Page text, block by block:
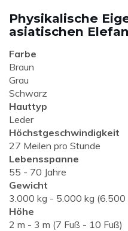
Physikalische
asiatischen
Farbe
Braun
Grau
Schwarz
Hauttyp
Leder
Höchstgeschwindigkeit
27 Meilen pro Stunde
Lebensspanne
55 - 70 Jahre
Gewicht
3.000 kg - 5.000 kg (6.500
Höhe
2 m - 3 m (7 Fuß - 10 Fuß)